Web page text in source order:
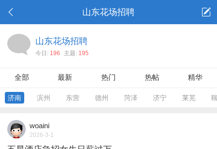
山东花场招聘
山东花场招聘
今日: 196 主题: 195
全部 最新 热门 热帖 精华
济南 滨州 东营 德州 菏泽 济宁 莱芜
woaini
2026-3-1